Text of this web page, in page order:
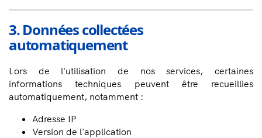
3. Données collectées
automatiquement
Lors de l'utilisation de nos services, certaines
informations techniques peuvent être recueillies
automatiquement, notamment :
Adresse IP
Version de l'application